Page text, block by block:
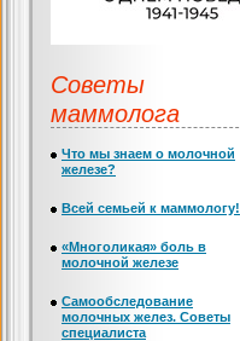
Советы
маммолога
Что мы знаем о молочной
железе?
Всей семьей к маммологу!
«Многоликая» боль в
молочной железе
Самообследование
молочных желез. Советы
специалиста